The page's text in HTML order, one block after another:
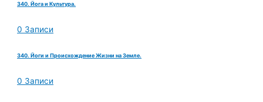
340. Йога и Культура.
0 Записи
340. Йоги и Происхождение Жизни на Земле.
0 Записи